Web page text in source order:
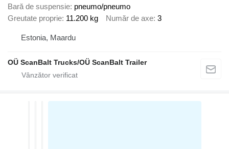
Bară de suspensie pneumo/pneumo
Greutate proprie 11.200 kg Număr de axe 3
Estonia, Maardu
OÜ ScanBalt Trucks/OÜ ScanBalt Trailer